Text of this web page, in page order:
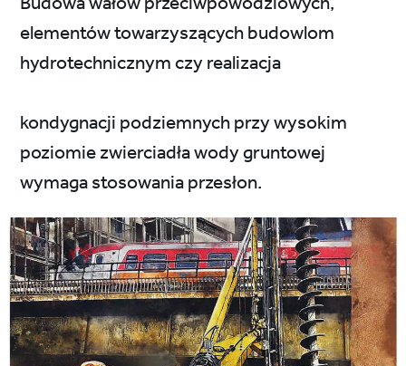
elementów towarzyszących budowlom
hydrotechnicznym czy realizacja
kondygnacji podziemnych przy wysokim
poziomie zwierciadła wody gruntowej
wymaga stosowania przesłon.